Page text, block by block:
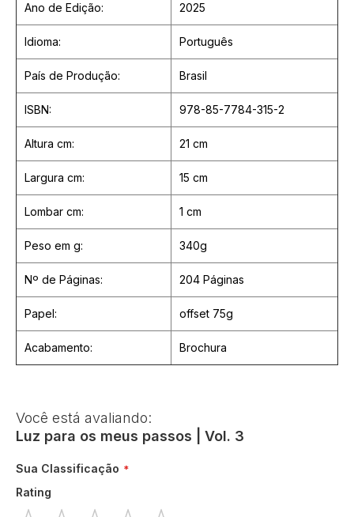
Ano de Edição: 2025
Idioma: Português
País de Produção: Brasil
ISBN: 978-85-7784-315-2
Altura cm: 21 cm
Largura cm: 15 cm
Lombar cm: 1 cm
Peso em g: 340g
Nº de Páginas: 204 Páginas
Papel: offset 75g
Acabamento: Brochura
Você está avaliando:
Luz para os meus passos | Vol. 3
Sua Classificação
Rating